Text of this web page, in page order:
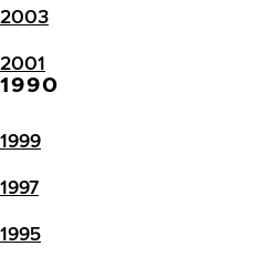
2003
2001
1990
1999
1997
1995